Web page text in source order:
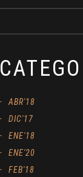
ABR'18
DIC'17
ENE'18
ENE'20
FEB'18